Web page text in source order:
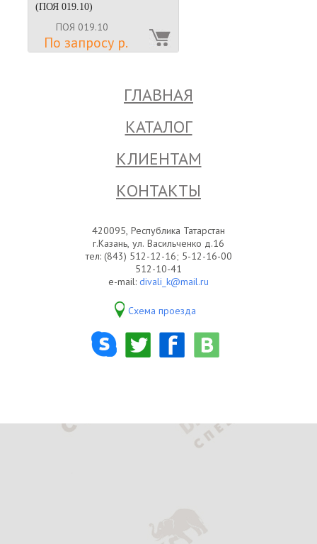
(ПОЯ 019.10)
ПОЯ 019.10
По запросу р.
ГЛАВНАЯ
КАТАЛОГ
КЛИЕНТАМ
КОНТАКТЫ
420095, Республика Татарстан
г.Казань, ул. Васильченко д.16
тел: (843) 512-12-16; 5-12-16-00
512-10-41
e-mail: divali_k@mail.ru
Схема проезда